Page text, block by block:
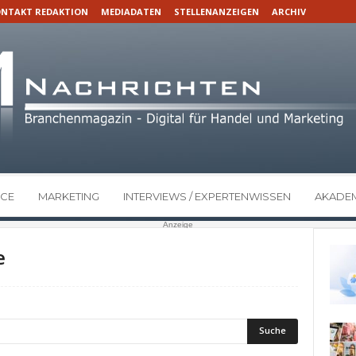
REDAKTION MEDIADATEN STELLENANZEIGEN ARCHIV
MARKETING INTERVIEWS / EXPERTENWISSEN
Anzeige